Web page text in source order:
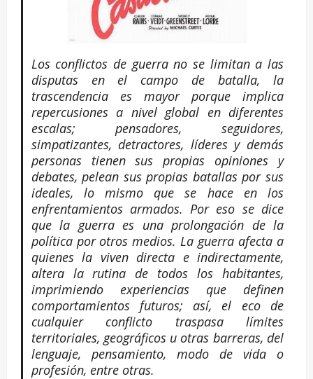
Los conflictos de guerra no se limitan a las
disputas en el campo de batalla, la
trascendencia es mayor porque implica
repercusiones a nivel global en diferentes
escalas; pensadores, seguidores,
simpatizantes, detractores, líderes y demás
personas tienen sus propias opiniones y
debates, pelean sus propias batallas por sus
ideales, lo mismo que se hace en los
enfrentamientos armados. Por eso se dice
que la guerra es una prolongación de la
política por otros medios. La guerra afecta a
quienes la viven directa e indirectamente,
altera la rutina de todos los habitantes,
imprimiendo experiencias que definen
comportamientos futuros; así, el eco de
cualquier conflicto traspasa límites
territoriales, geográficos u otras barreras, del
lenguaje, pensamiento, modo de vida o
profesión, entre otras.